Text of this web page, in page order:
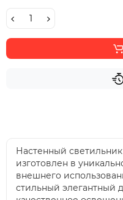
Настенный
изготовлен в
внешнего
стильный элегантный